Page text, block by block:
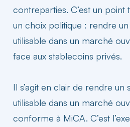
contreparties. C’est un point
un choix politique : rendre
utilisable dans un marché
face aux stablecoins privés.
Il s’agit en clair de rendre
utilisable dans un marché
conforme à MiCA. C’est